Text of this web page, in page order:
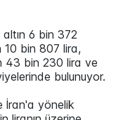
6 bin 372
10 bin 807 lira,
43 bin 230 lira ve
bulunuyor.
İran'a yönelik